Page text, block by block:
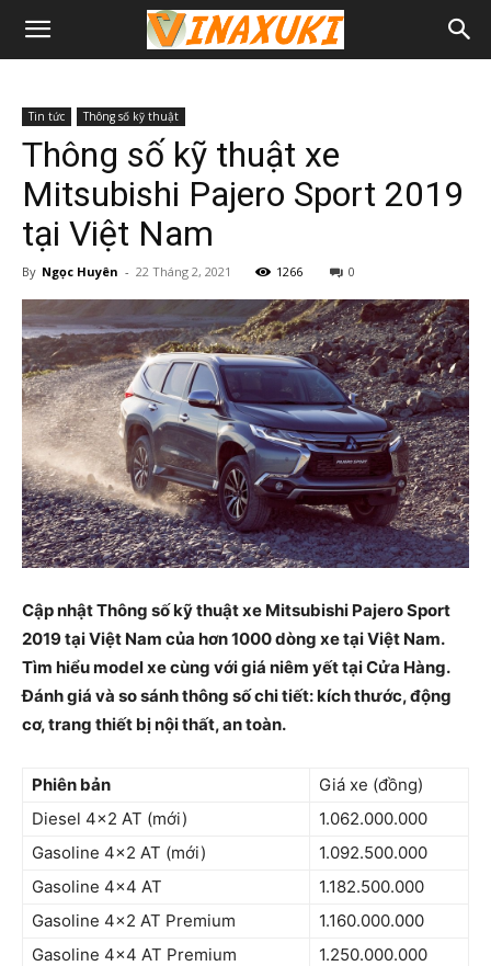
Tin tức Thông số kỹ thuật
Thông số kỹ thuật xe
Mitsubishi Pajero Sport 2019
tại Việt Nam
By Ngọc Huyên - 22 Tháng 2, 2021 1266 0
Cập nhật Thông số kỹ thuật xe Mitsubishi Pajero Sport
2019 tại Việt Nam của hơn 1000 dòng xe tại Việt Nam.
Tìm hiểu model xe cùng với giá niêm yết tại Cửa Hàng.
Đánh giá và so sánh thông số chi tiết: kích thước, động
cơ, trang thiết bị nội thất, an toàn.
Phiên bản
Giá xe (đồng)
Diesel 4×2 AT (mới)
1.062.000.000
Gasoline 4×2 AT (mới)
1.092.500.000
Gasoline 4×4 AT
1.182.500.000
Gasoline 4×2 AT Premium
1.160.000.000
Gasoline 4×4 AT Premium
1.250.000.000